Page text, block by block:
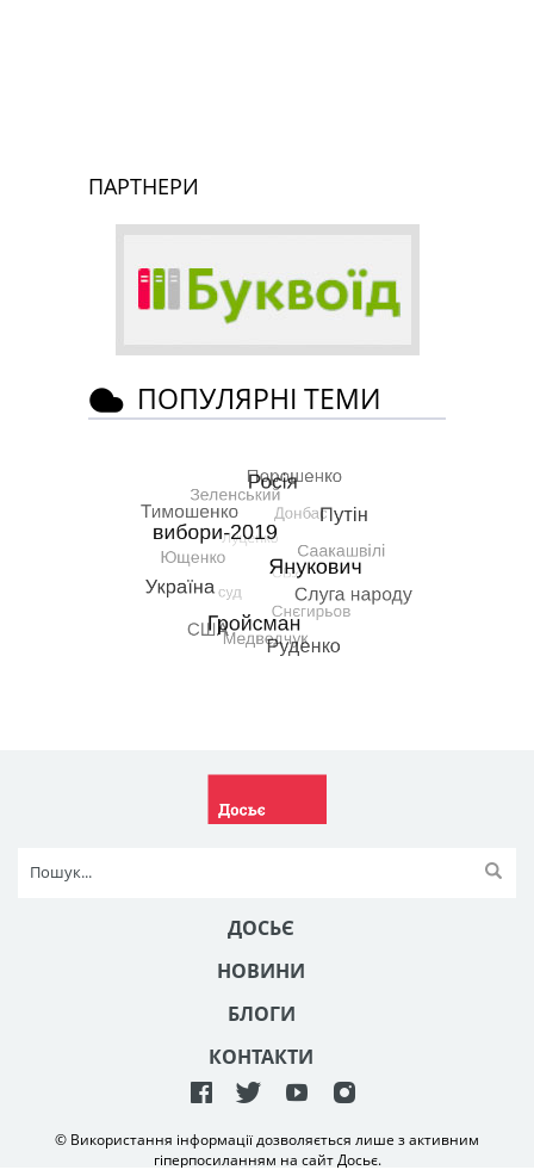
ПАРТНЕРИ
ПОПУЛЯРНІ ТЕМИ
ДОСЬЄ
НОВИНИ
БЛОГИ
КОНТАКТИ
© Використання інформації дозволяється лише з активним
гіперпосиланням на сайт Досьє.